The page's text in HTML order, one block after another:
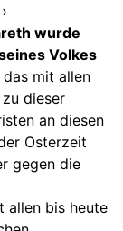
wurde
Volkes
das mit allen
dieser
an diesen
Osterzeit
gegen die
allen bis heute